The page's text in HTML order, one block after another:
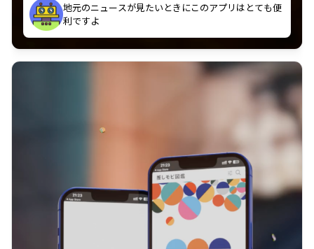
中京テレビのおもしろ番組が視聴可能地域外からも見
れるの嬉しいポイント
いつも利用させていただいております！